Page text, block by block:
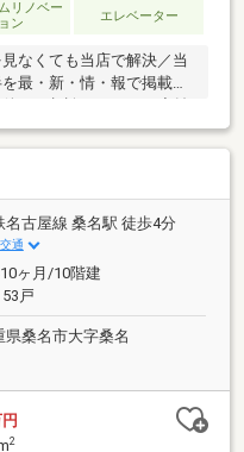
リノベー
ン
エレベーター
なくても当店で解決／当
最・新・情・報で掲載！
市コミュニティバス「市
室乾燥機付き◆カップボ
設や公共交通機関が充実
細をご覧いただけます。
＝＝＝＝＝＝＝＝＝＝＝
ませんか？》気になる点
さい！事前にご予約いた
ただけます。＝＝＝＝＝
＝＝＝＝＝＝＝
名古屋線 桑名駅 徒歩4分
通
ヶ月/10階建
戸
県桑名市大字桑名
2